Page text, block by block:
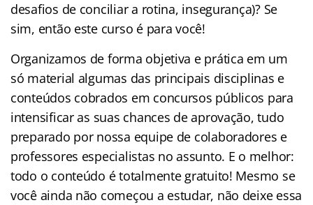
desafios de conciliar a rotina, insegurança)? Se
sim, então este curso é para você!
Organizamos de forma objetiva e prática em um
só material algumas das principais disciplinas e
conteúdos cobrados em concursos públicos para
intensificar as suas chances de aprovação, tudo
preparado por nossa equipe de colaboradores e
professores especialistas no assunto. E o melhor:
todo o conteúdo é totalmente gratuito! Mesmo se
você ainda não começou a estudar, não deixe essa